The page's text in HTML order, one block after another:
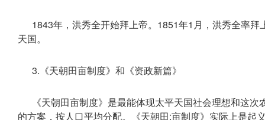
1843年，洪秀全开始拜上帝。1851年1月，洪秀全率
天国。
3.《天朝田亩制度》和《资政新篇》
《天朝田亩制度》是最能体现太平天国社会理想和这
的方案，按人口平均分配。《天朝田:亩制度》实际上是起